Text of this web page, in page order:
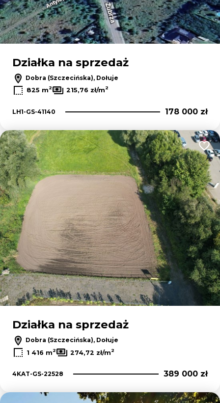
Działka na sprzedaż
Dobra (Szczecińska), Dołuje
825 m2 215,76 zł/m2
LH1-GS-41140 178 000 zł
Działka na sprzedaż
Dobra (Szczecińska), Dołuje
1 416 m2 274,72 zł/m2
4KAT-GS-22528 389 000 zł